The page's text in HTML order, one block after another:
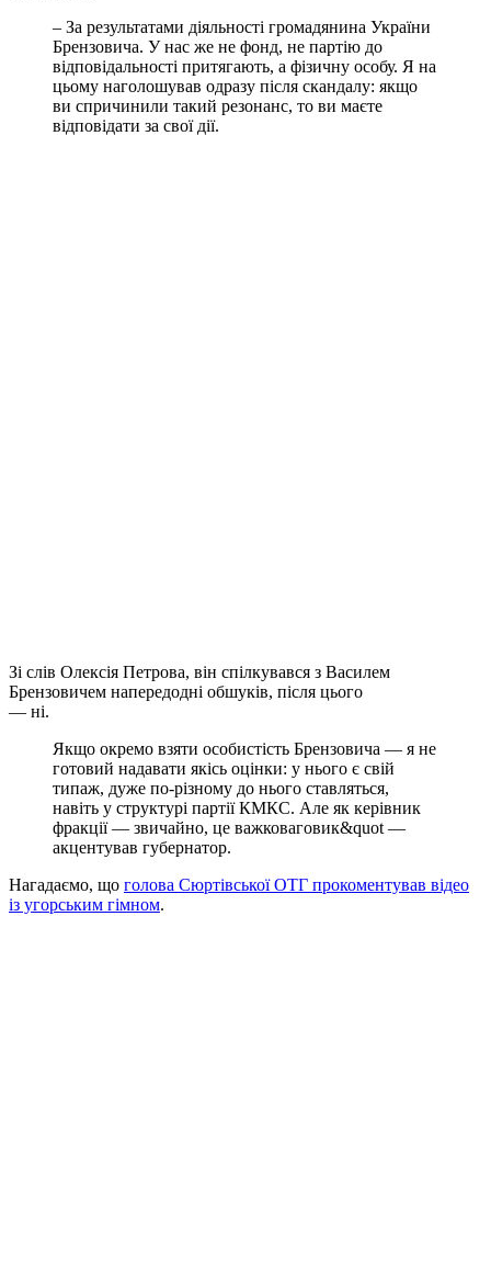
– За результатами діяльності громадянина України
Брензовича. У нас же не фонд, не партію до
відповідальності притягають, а фізичну особу. Я на
цьому наголошував одразу після скандалу: якщо
ви спричинили такий резонанс, то ви маєте
відповідати за свої дії.
Зі слів Олексія Петрова, він спілкувався з Василем
Брензовичем напередодні обшуків, після цього
— ні.
Якщо окремо взяти особистість Брензовича — я не
готовий надавати якісь оцінки: у нього є свій
типаж, дуже по-різному до нього ставляться,
навіть у структурі партії КМКС. Але як керівник
фракції — звичайно, це важковаговик&quot —
акцентував губернатор.
Нагадаємо, що голова Сюртівської ОТГ прокоментував відео
із угорським гімном.